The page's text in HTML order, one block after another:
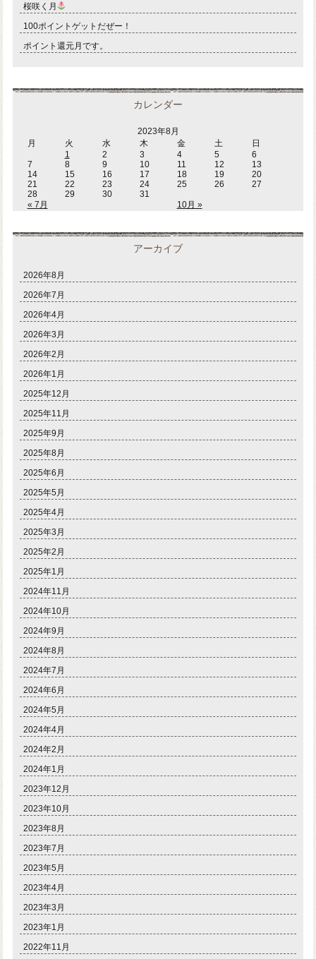
桜咲く月
100ポイントゲットだぜー！
ポイント還元月です。
カレンダー
2023年8月
月
火 水 木 金 土 日
« 7月 10月 »
1 2 3 4 5
6
7
8 9 10 11 12
13
14
15 16 17 18 19
20
21
22 23 24 25 26
27
28
29 30 31
アーカイブ
2026年8月
2026年7月
2026年4月
2026年3月
2026年2月
2026年1月
2025年12月
2025年11月
2025年9月
2025年8月
2025年6月
2025年5月
2025年4月
2025年3月
2025年2月
2025年1月
2024年11月
2024年10月
2024年9月
2024年8月
2024年7月
2024年6月
2024年5月
2024年4月
2024年2月
2024年1月
2023年12月
2023年10月
2023年8月
2023年7月
2023年5月
2023年4月
2023年3月
2023年1月
2022年11月